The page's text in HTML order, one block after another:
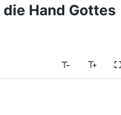
Hand Gottes